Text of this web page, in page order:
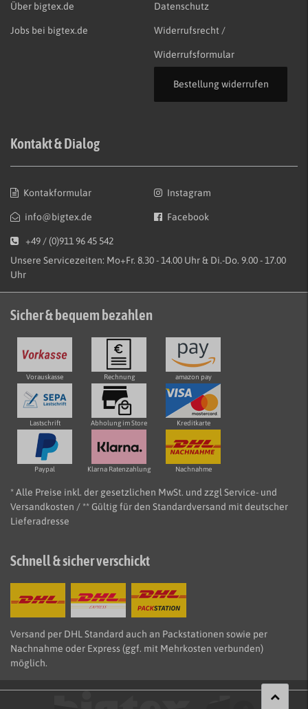
Über bigtex.de
Jobs bei bigtex.de
Datenschutz
Widerrufsrecht /
Widerrufsformular
Bestellung widerrufen
Kontakt & Dialog
Kontakformular
info@bigtex.de
Instagram
Facebook
+49 / (0)911 96 45 542
Unsere Servicezeiten: Mo+Fr. 8.30 - 14.00 Uhr & Di.-Do. 9.00 - 17.00
Uhr
Sicher & bequem bezahlen
Vorauskasse Rechnung amazon pay
Lastschrift Abholung im Store Kreditkarte
Paypal Klarna Ratenzahlung Nachnahme
* Alle Preise inkl. der gesetzlichen MwSt. und zzgl Service- und
Versandkosten / ** Gültig für den Standardversand mit deutscher
Lieferadresse
Schnell & sicher verschickt
Versand per DHL Standard auch an Packstationen sowie per
Nachnahme oder Express (ggf. mit Mehrkosten verbunden)
möglich.